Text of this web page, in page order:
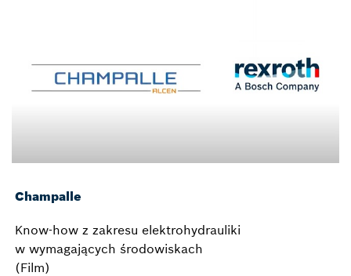
Champalle
Know-how z zakresu elektrohydrauliki
w wymagających środowiskach
(Film)